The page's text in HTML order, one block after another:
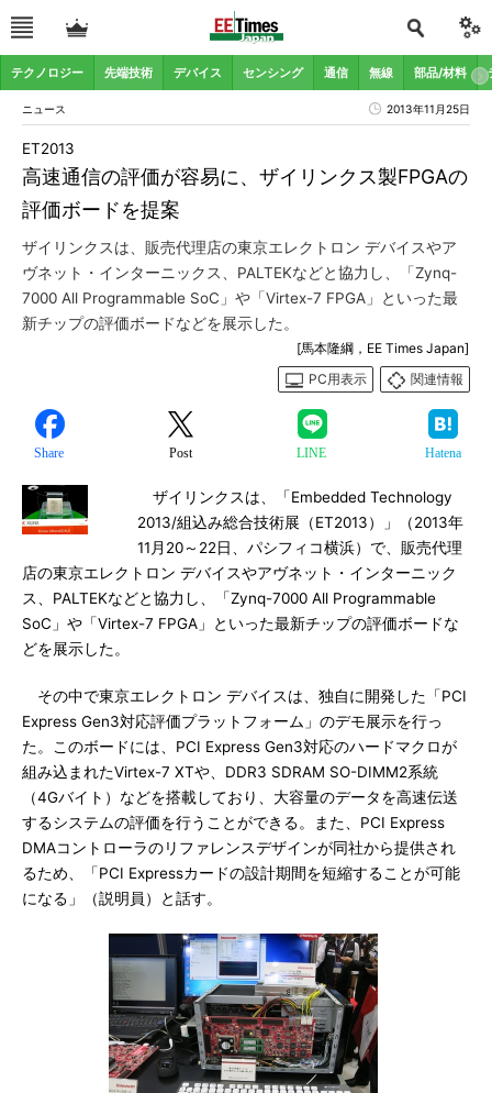
テクノロジー 先端技術 デバイス センシング 通信 無線 部品/材料
ニュース 2013年11月25日
高速通信の評価が容易に、ザイリンクス製FPGAの
評価ボードを提案
ET2013
ザイリンクスは、販売代理店の東京エレクトロン デバイスやア
ヴネット・インターニックス、PALTEKなどと協力し、「Zynq-
7000 All Programmable SoC」や「Virtex-7 FPGA」といった最
新チップの評価ボードなどを展示した。
[馬本隆綱，EE Times Japan]
PC用表示
関連情報
Share Post LINE Hatena
ザイリンクスは、「Embedded Technology
2013/組込み総合技術展（ET2013）」（2013年
11月20～22日、パシフィコ横浜）で、販売代理
店の東京エレクトロン デバイスやアヴネット・インターニック
ス、PALTEKなどと協力し、「Zynq-7000 All Programmable
SoC」や「Virtex-7 FPGA」といった最新チップの評価ボードな
どを展示した。
その中で東京エレクトロン デバイスは、独自に開発した「PCI
Express Gen3対応評価プラットフォーム」のデモ展示を行っ
た。このボードには、PCI Express Gen3対応のハードマクロが
組み込まれたVirtex-7 XTや、DDR3 SDRAM SO-DIMM2系統
（4Gバイト）などを搭載しており、大容量のデータを高速伝送
するシステムの評価を行うことができる。また、PCI Express
DMAコントローラのリファレンスデザインが同社から提供され
るため、「PCI Expressカードの設計期間を短縮することが可能
になる」（説明員）と話す。